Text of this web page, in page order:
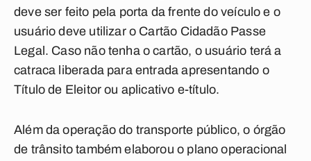
deve ser feito pela porta da frente do veículo e o
usuário deve utilizar o Cartão Cidadão Passe
Legal. Caso não tenha o cartão, o usuário terá a
catraca liberada para entrada apresentando o
Título de Eleitor ou aplicativo e-título.
Além da operação do transporte público, o órgão
de trânsito também elaborou o plano operacional